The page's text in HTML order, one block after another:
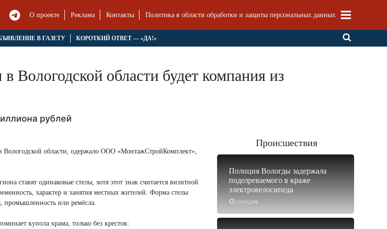
О проекте Реклама Контакты Политика в области обработки и защиты персональных данных
В ГАЗЕТУ КОРОТКИЙ ОТВЕТ — «ДА!»
Вологодской области будет компания из
рублей
области, одержало ООО «МонтажСтройКомплект»,
ставят одинаковые стелы, хотя этот знак считается визитной
характер и занятия местных жителей. Форма стелы
промышленность или ремёсла.
купола храма, только без крестов:
Происшествия
сегодня
Полиция Вологды задержала
подозреваемого в краже
электровелосипеда